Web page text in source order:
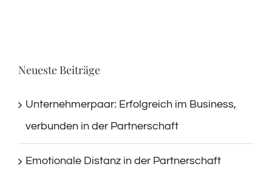
Neueste Beiträge
Unternehmerpaar: Erfolgreich im Business,
verbunden in der Partnerschaft
Emotionale Distanz in der Partnerschaft